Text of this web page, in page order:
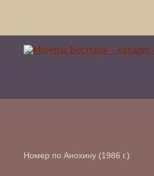
Номер по Анохину (1986 г.)